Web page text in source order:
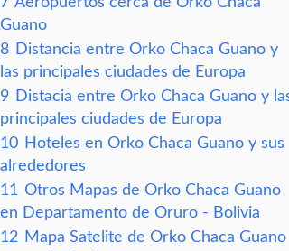
Guano
8 Distancia entre Orko Chaca Guano y
las principales ciudades de Europa
9 Distacia entre Orko Chaca Guano y
principales ciudades de Europa
10 Hoteles en Orko Chaca Guano y sus
alrededores
11 Otros Mapas de Orko Chaca Guano
en Departamento de Oruro - Bolivia
12 Mapa Satelite de Orko Chaca Guano